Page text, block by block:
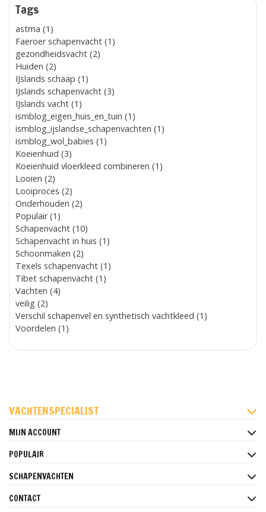
Tags
astma (1)
Faeroer schapenvacht (1)
gezondheidsvacht (2)
Huiden (2)
IJslands schaap (1)
IJslands schapenvacht (3)
IJslands vacht (1)
ismblog_eigen_huis_en_tuin (1)
ismblog_ijslandse_schapenvachten (1)
ismblog_wol_babies (1)
Koeienhuid (3)
Koeienhuid vloerkleed combineren (1)
Looien (2)
Looiproces (2)
Onderhouden (2)
Populair (1)
Schapenvacht (10)
Schapenvacht in huis (1)
Schoonmaken (2)
Texels schapenvacht (1)
Tibet schapenvacht (1)
Vachten (4)
veilig (2)
Verschil schapenvel en synthetisch vachtkleed (1)
Voordelen (1)
VACHTENSPECIALIST
MIJN ACCOUNT
POPULAIR
SCHAPENVACHTEN
CONTACT